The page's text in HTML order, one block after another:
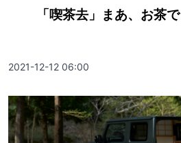
「喫茶去」まあ、お茶
2021-12-12 06:00